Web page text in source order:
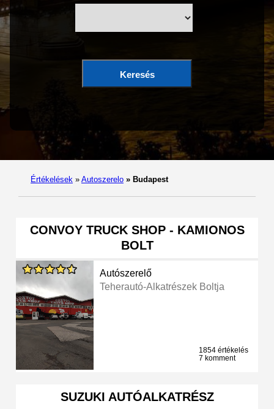
Keresés
Értékelések » Autoszerelo » Budapest
CONVOY TRUCK SHOP - KAMIONOS
BOLT
Autószerelő
Teherautó-Alkatrészek Boltja
1854 értékelés
7 komment
SUZUKI AUTÓALKATRÉSZ